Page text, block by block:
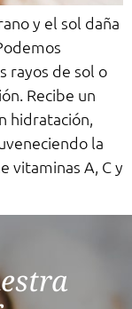
y el sol daña
rayos de sol o
Recibe un
hidratación,
la
vitaminas A, C y